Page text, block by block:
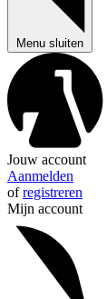
Menu sluiten
Jouw account
Aanmelden
ofregistreren
Mijn account